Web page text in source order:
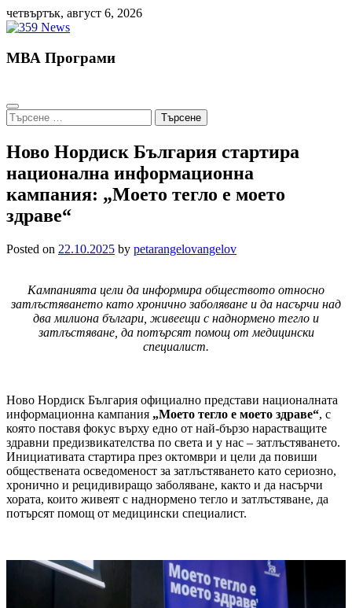
Skip
to
четвъртък, август 6, 2026
МВА Програми
Търсене
за:
Ново Нордиск България стартира
национална информационна
кампания: „Моето тегло е моето
здраве“
Posted on 22.10.2025 by petarangelovangelov
Кампанията цели да информира обществото относно
затлъстяването като хронично заболяване и да насърчи над
два милиона българи, живеещи с наднормено тегло и
затлъстяване, да потърсят помощ от медицински
специалист.
Ново Нордиск България официално представи националната
информационна кампания „Моето тегло е моето здраве“, с
която поставя фокус върху едно от най-бързо нарастващите
здравни предизвикателства по света и у нас – затлъстяването.
Инициативата стартира през октомври и цели да повиши
обществената осведоменост за затлъстяването като сериозно,
хронично и рецидивиращо заболяване, както и да насърчи
хората, които живеят с наднормено тегло и затлъстяване, да
потърсят помощ от медицински специалист.